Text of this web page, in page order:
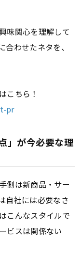
味関心を理解して
わせたネタを、
こちら！
pr
」が今必要な理
側は新商品・サー
自社には必要なさ
こんなスタイルで
ビスは関係ない